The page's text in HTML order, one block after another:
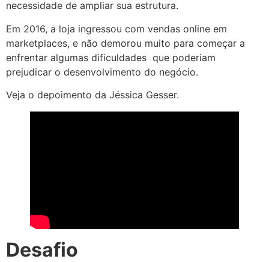
necessidade de ampliar sua estrutura.
Em 2016, a loja ingressou com vendas online em
marketplaces, e não demorou muito para começar a
enfrentar algumas dificuldades que poderiam
prejudicar o desenvolvimento do negócio.
Veja o depoimento da Jéssica Gesser.
Desafio